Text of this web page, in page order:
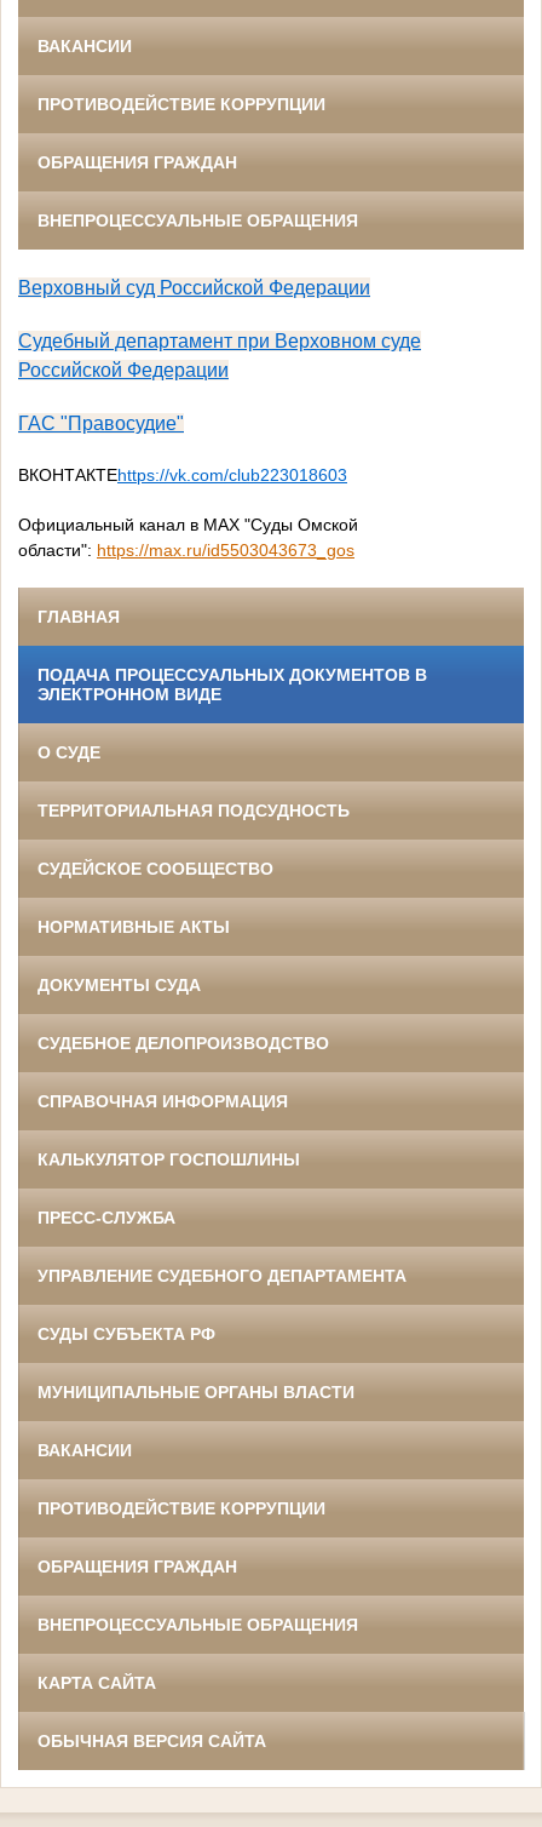
ВАКАНСИИ
ПРОТИВОДЕЙСТВИЕ КОРРУПЦИИ
ОБРАЩЕНИЯ ГРАЖДАН
ВНЕПРОЦЕССУАЛЬНЫЕ ОБРАЩЕНИЯ
Верховный суд Российской Федерации
Судебный департамент при Верховном суде
Российской Федерации
ГАС "Правосудие"
ВКОНТАКТЕhttps://vk.com/club223018603
Официальный канал в МАХ "Суды Омской
области": https://max.ru/id5503043673_gos
ГЛАВНАЯ
ПОДАЧА ПРОЦЕССУАЛЬНЫХ ДОКУМЕНТОВ В
ЭЛЕКТРОННОМ ВИДЕ
О СУДЕ
ТЕРРИТОРИАЛЬНАЯ ПОДСУДНОСТЬ
СУДЕЙСКОЕ СООБЩЕСТВО
НОРМАТИВНЫЕ АКТЫ
ДОКУМЕНТЫ СУДА
СУДЕБНОЕ ДЕЛОПРОИЗВОДСТВО
СПРАВОЧНАЯ ИНФОРМАЦИЯ
КАЛЬКУЛЯТОР ГОСПОШЛИНЫ
ПРЕСС-СЛУЖБА
УПРАВЛЕНИЕ СУДЕБНОГО ДЕПАРТАМЕНТА
СУДЫ СУБЪЕКТА РФ
МУНИЦИПАЛЬНЫЕ ОРГАНЫ ВЛАСТИ
ВАКАНСИИ
ПРОТИВОДЕЙСТВИЕ КОРРУПЦИИ
ОБРАЩЕНИЯ ГРАЖДАН
ВНЕПРОЦЕССУАЛЬНЫЕ ОБРАЩЕНИЯ
КАРТА САЙТА
ОБЫЧНАЯ ВЕРСИЯ САЙТА